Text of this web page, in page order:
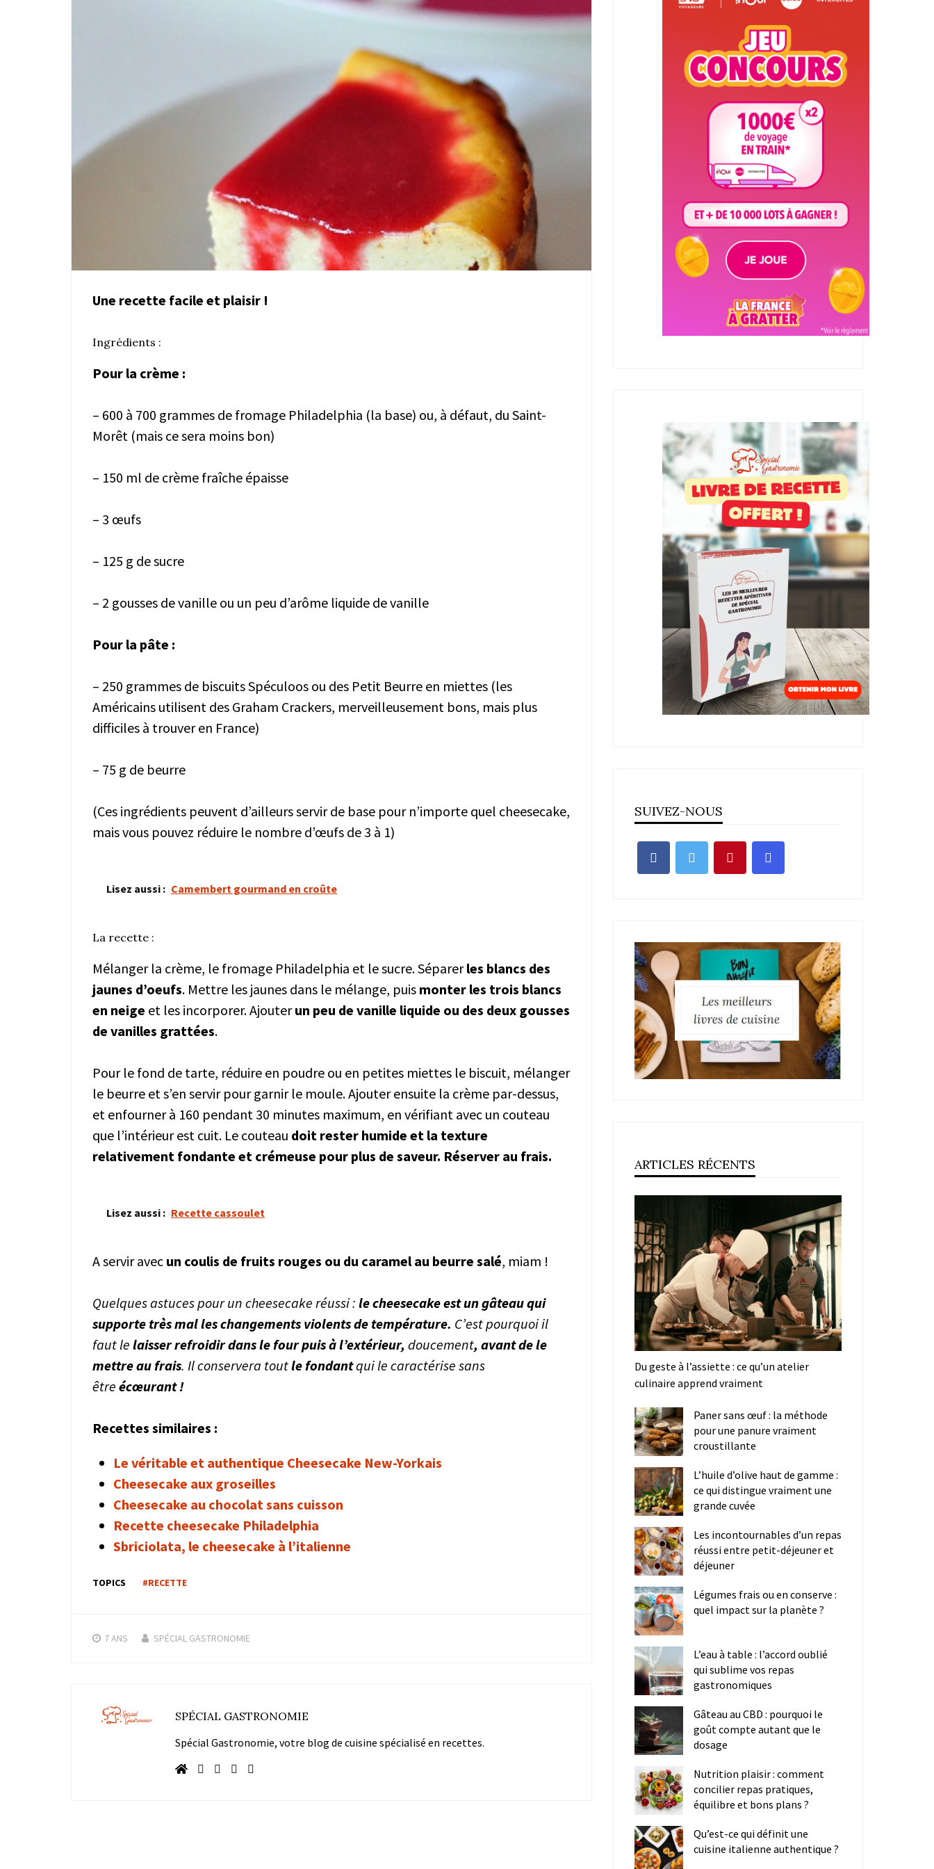
Une recette facile et plaisir !
Ingrédients :
Pour la crème :
– 600 à 700 grammes de fromage Philadelphia (la base) ou, à défaut, du Saint-
Morêt (mais ce sera moins bon)
– 150 ml de crème fraîche épaisse
– 3 œufs
– 125 g de sucre
– 2 gousses de vanille ou un peu d’arôme liquide de vanille
Pour la pâte :
– 250 grammes de biscuits Spéculoos ou des Petit Beurre en miettes (les
Américains utilisent des Graham Crackers, merveilleusement bons, mais plus
difficiles à trouver en France)
– 75 g de beurre
(Ces ingrédients peuvent d’ailleurs servir de base pour n’importe quel cheesecake,
mais vous pouvez réduire le nombre d’œufs de 3 à 1)
Lisez aussi : Camembert gourmand en croûte
La recette :
Mélanger la crème, le fromage Philadelphia et le sucre. Séparerles blancs des
jaunes d’oeufs. Mettre les jaunes dans le mélange, puis monter les trois blancs
en neige et les incorporer. Ajouterun peu de vanille liquide ou des deux gousses
de vanilles grattées.
Pour le fond de tarte, réduire en poudre ou en petites miettes le biscuit, mélanger
le beurre et s’en servir pour garnir le moule. Ajouter ensuite la crème par-dessus,
et enfourner à 160 pendant 30 minutes maximum, en vérifiant avec un couteau
que l’intérieur est cuit. Le couteau doit rester humide et la texture
relativement fondante et crémeuse pour plus de saveur. Réserver au frais.
Lisez aussi : Recette cassoulet
A servir avec un coulis de fruits rouges ou du caramel au beurre salé, miam !
Quelques astuces pour un cheesecake réussi : le cheesecake est un gâteau qui
supporte très mal les changements violents de température. C’est pourquoi il
faut le laisser refroidir dans le four puis à l’extérieur, doucement, avant de le
mettre au frais. Il conservera toutle fondantqui le caractérise sans
être écœurant !
Recettes similaires :
Le véritable et authentique Cheesecake New-Yorkais
Cheesecake aux groseilles
Cheesecake au chocolat sans cuisson
Recette cheesecake Philadelphia
Sbriciolata, le cheesecake à l’italienne
TOPICS #RECETTE
7 ANS SPÉCIAL GASTRONOMIE
SPÉCIAL GASTRONOMIE
Spécial Gastronomie, votre blog de cuisine spécialisé en recettes.
SUIVEZ-NOUS
ARTICLES RÉCENTS
Du geste à l’assiette : ce qu’un atelier
culinaire apprend vraiment
Paner sans œuf : la méthode
pour une panure vraiment
croustillante
L’huile d’olive haut de gamme :
ce qui distingue vraiment une
grande cuvée
Les incontournables d’un repas
réussi entre petit-déjeuner et
déjeuner
Légumes frais ou en conserve :
quel impact sur la planète ?
L’eau à table : l’accord oublié
qui sublime vos repas
gastronomiques
Gâteau au CBD : pourquoi le
goût compte autant que le
dosage
Nutrition plaisir : comment
concilier repas pratiques,
équilibre et bons plans ?
Qu’est-ce qui définit une
cuisine italienne authentique ?